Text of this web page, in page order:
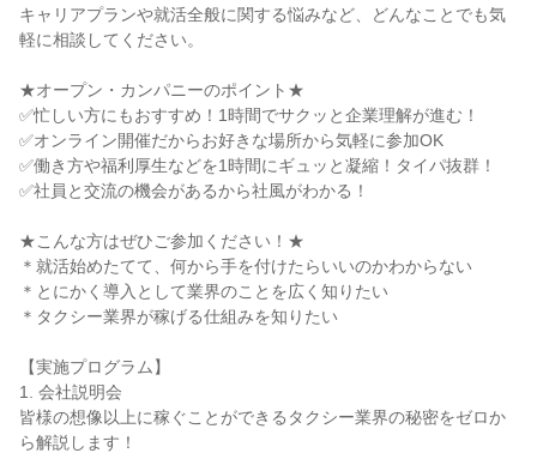
キャリアプランや就活全般に関する悩みなど、どんなことでも気
軽に相談してください。
★オープン・カンパニーのポイント★
✅忙しい方にもおすすめ！1時間でサクッと企業理解が進む！
✅オンライン開催だからお好きな場所から気軽に参加OK
✅働き方や福利厚生などを1時間にギュッと凝縮！タイパ抜群！
✅社員と交流の機会があるから社風がわかる！
★こんな方はぜひご参加ください！★
＊就活始めたてて、何から手を付けたらいいのかわからない
＊とにかく導入として業界のことを広く知りたい
＊タクシー業界が稼げる仕組みを知りたい
【実施プログラム】
1. 会社説明会
皆様の想像以上に稼ぐことができるタクシー業界の秘密をゼロか
ら解説します！